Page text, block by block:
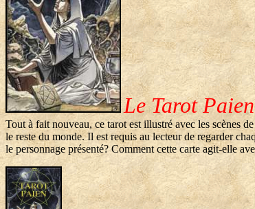
Le Tarot
Tout à fait nouveau, ce tarot est illustré avec les scènes
le reste du monde. Il est requis au lecteur de regarder
le personnage présenté? Comment cette carte agit-elle